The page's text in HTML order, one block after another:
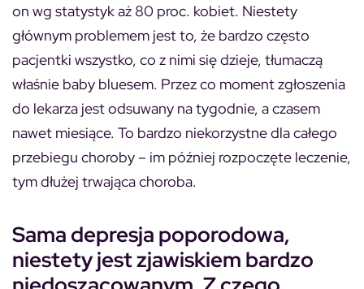
on wg statystyk aż 80 proc. kobiet. Niestety
głównym problemem jest to, że bardzo często
pacjentki wszystko, co z nimi się dzieje, tłumaczą
właśnie baby bluesem. Przez co moment zgłoszenia
do lekarza jest odsuwany na tygodnie, a czasem
nawet miesiące. To bardzo niekorzystne dla całego
przebiegu choroby – im później rozpoczęte leczenie,
tym dłużej trwająca choroba.
Sama depresja poporodowa,
niestety jest zjawiskiem bardzo